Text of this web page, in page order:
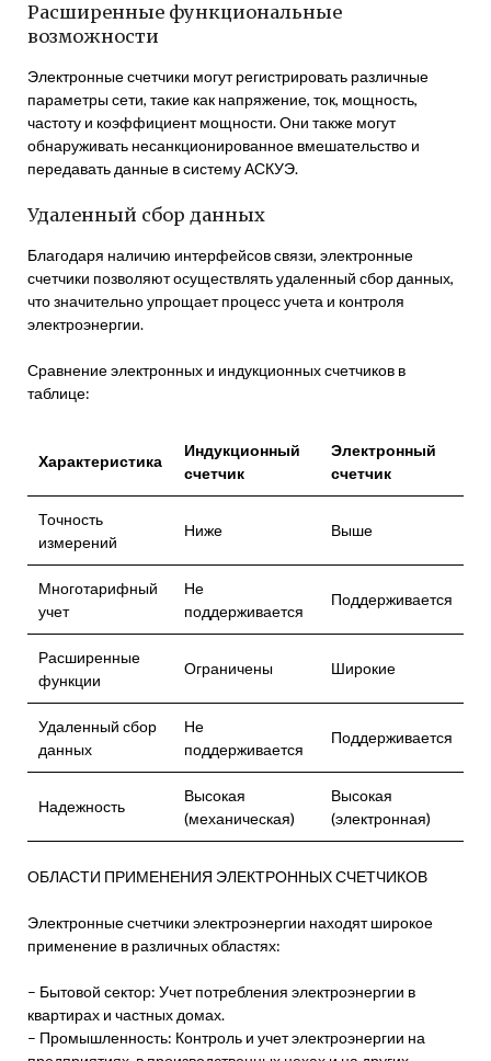
Расширенные функциональные
возможности
Электронные счетчики могут регистрировать различные
параметры сети, такие как напряжение, ток, мощность,
частоту и коэффициент мощности. Они также могут
обнаруживать несанкционированное вмешательство и
передавать данные в систему АСКУЭ.
Удаленный сбор данных
Благодаря наличию интерфейсов связи, электронные
счетчики позволяют осуществлять удаленный сбор данных,
что значительно упрощает процесс учета и контроля
электроэнергии.
Сравнение электронных и индукционных счетчиков в
таблице:
Характеристика
Индукционный
счетчик
Электронный
счетчик
Точность
измерений
Ниже Выше
Многотарифный
учет
Не
поддерживается
Поддерживается
Расширенные
функции
Ограничены Широкие
Удаленный сбор
данных
Не
поддерживается
Поддерживается
Надежность
Высокая
(механическая)
Высокая
(электронная)
ОБЛАСТИ ПРИМЕНЕНИЯ ЭЛЕКТРОННЫХ СЧЕТЧИКОВ
Электронные счетчики электроэнергии находят широкое
применение в различных областях:
– Бытовой сектор: Учет потребления электроэнергии в
квартирах и частных домах.
– Промышленность: Контроль и учет электроэнергии на